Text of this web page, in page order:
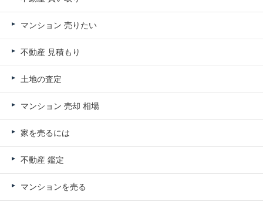
マンション 売りたい
不動産 見積もり
土地の査定
マンション 売却 相場
家を売るには
不動産 鑑定
マンションを売る